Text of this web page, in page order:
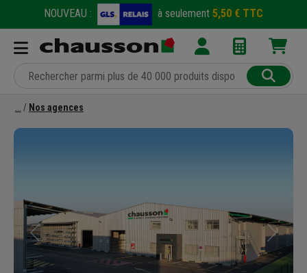
NOUVEAU : à seulement 5,50 € TTC
Nos agences
Précédent Suivant